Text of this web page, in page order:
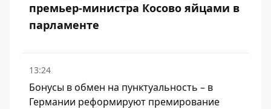
премьер-министра Косово яйцами в
парламенте
13:24
Бонусы в обмен на пунктуальность – в
Германии реформируют премирование